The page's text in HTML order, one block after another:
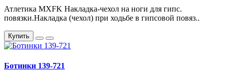
Атлетика MXFK Накладка-чехол на ноги для гипс.
повязки.Накладка (чехол) при ходьбе в гипсовой повяз..
Купить
Ботинки 139-721